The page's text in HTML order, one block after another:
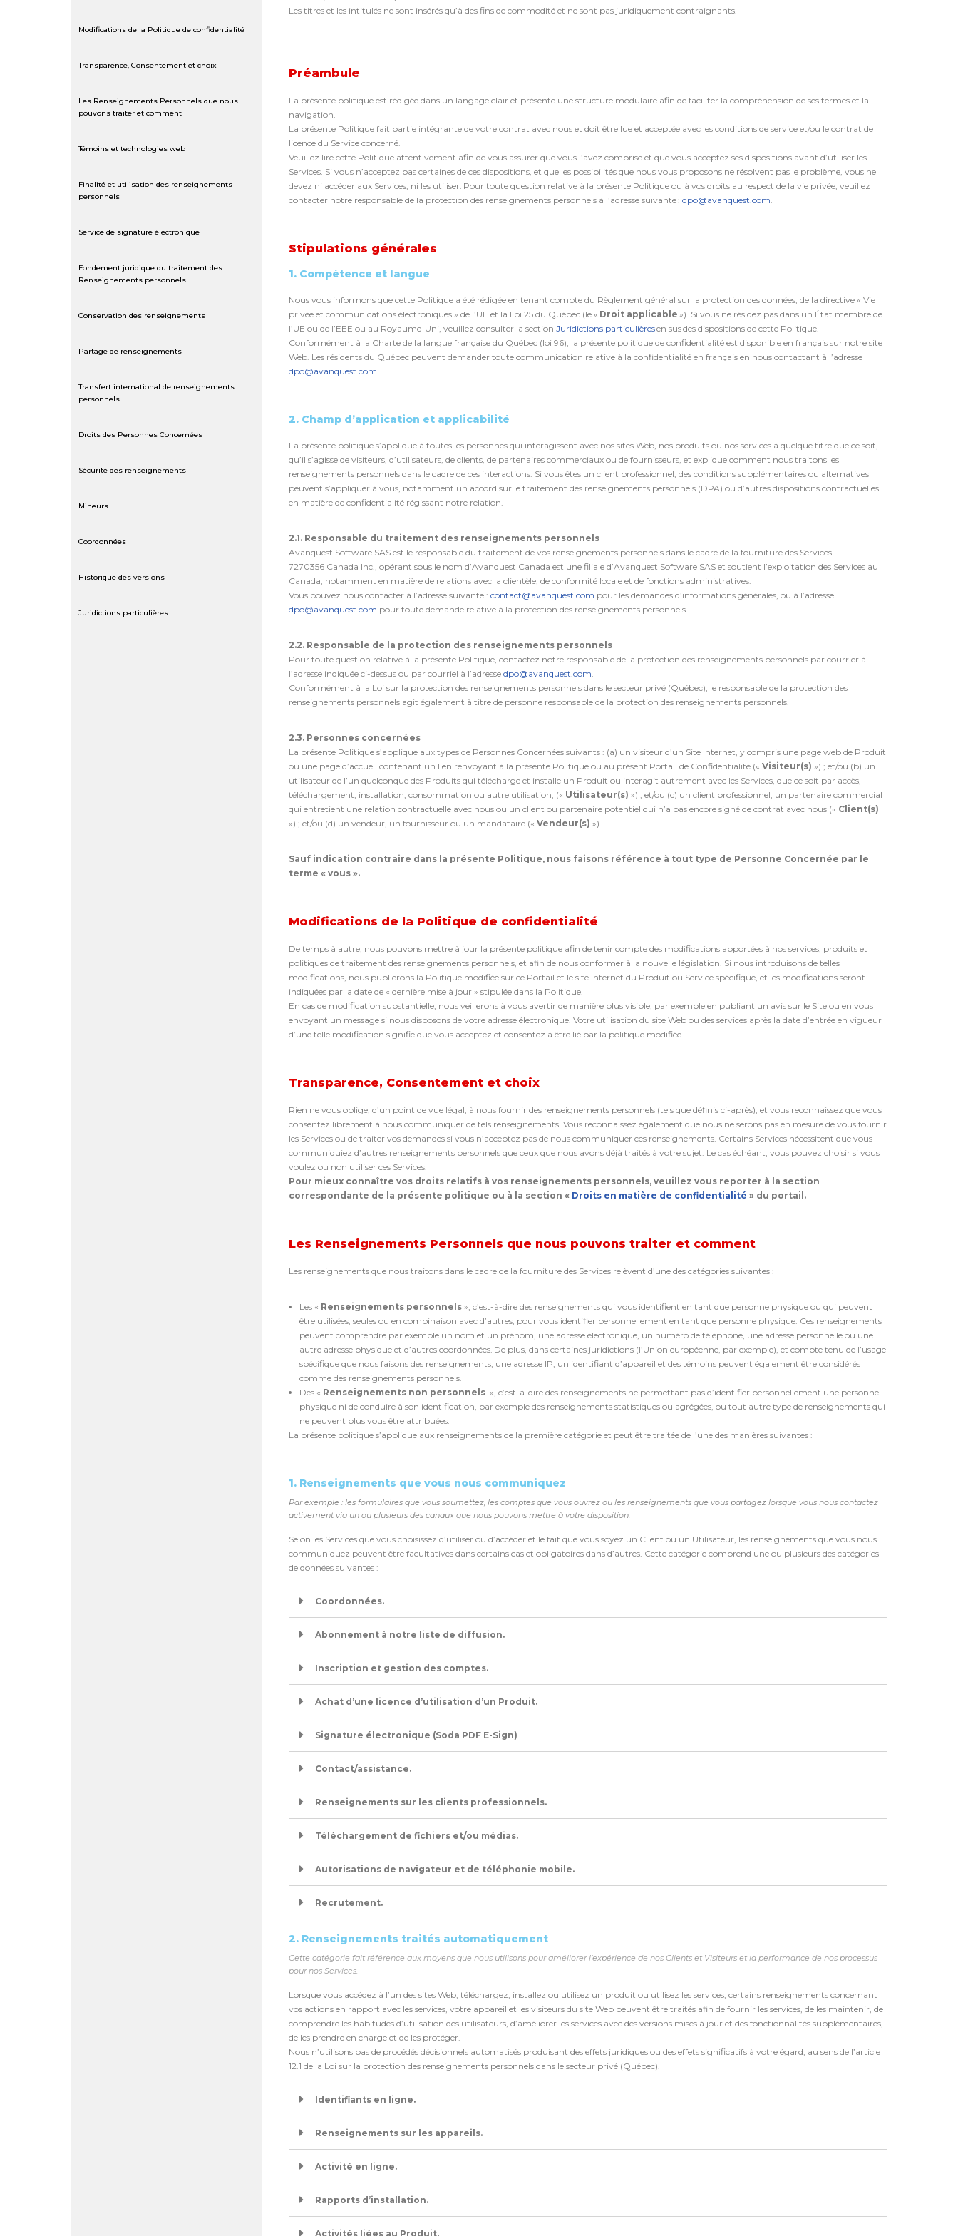
Modifications de la Politique de confidentialité
Transparence, Consentement et choix
Les Renseignements Personnels que nous
pouvons traiter et comment
Témoins et technologies web
Finalité et utilisation des renseignements
personnels
Service de signature électronique
Fondement juridique du traitement des
Renseignements personnels
Conservation des renseignements
Partage de renseignements
Transfert international de renseignements
personnels
Droits des Personnes Concernées
Sécurité des renseignements
Mineurs
Coordonnées
Historique des versions
Juridictions particulières
Les titres et les intitulés ne sont insérés qu’à des fins de commodité et ne sont pas juridiquement contraignants.
Préambule
La présente politique est rédigée dans un langage clair et présente une structure modulaire afin de faciliter la compréhension de ses termes et la
navigation.
La présente Politique fait partie intégrante de votre contrat avec nous et doit être lue et acceptée avec les conditions de service et/ou le contrat de
licence du Service concerné.
Veuillez lire cette Politique attentivement afin de vous assurer que vous l’avez comprise et que vous acceptez ses dispositions avant d’utiliser les
Services. Si vous n’acceptez pas certaines de ces dispositions, et que les possibilités que nous vous proposons ne résolvent pas le problème, vous ne
devez ni accéder aux Services, ni les utiliser. Pour toute question relative à la présente Politique ou à vos droits au respect de la vie privée, veuillez
contacter notre responsable de la protection des renseignements personnels à l’adresse suivante : dpo@avanquest.com.
Stipulations générales
1. Compétence et langue
Nous vous informons que cette Politique a été rédigée en tenant compte du Règlement général sur la protection des données, de la directive « Vie
privée et communications électroniques » de l’UE et la Loi 25 du Québec (le « Droit applicable »). Si vous ne résidez pas dans un État membre de
l’UE ou de l’EEE ou au Royaume-Uni, veuillez consulter la section Juridictions particulièresen sus des dispositions de cette Politique.
Conformément à la Charte de la langue française du Québec (loi 96), la présente politique de confidentialité est disponible en français sur notre site
Web. Les résidents du Québec peuvent demander toute communication relative à la confidentialité en français en nous contactant à l’adresse
dpo@avanquest.com.
2. Champ d’application et applicabilité
La présente politique s’applique à toutes les personnes qui interagissent avec nos sites Web, nos produits ou nos services à quelque titre que ce soit,
qu’il s’agisse de visiteurs, d’utilisateurs, de clients, de partenaires commerciaux ou de fournisseurs, et explique comment nous traitons les
renseignements personnels dans le cadre de ces interactions. Si vous êtes un client professionnel, des conditions supplémentaires ou alternatives
peuvent s’appliquer à vous, notamment un accord sur le traitement des renseignements personnels (DPA) ou d’autres dispositions contractuelles
en matière de confidentialité régissant notre relation.
2.1. Responsable du traitement des renseignements personnels
Avanquest Software SAS est le responsable du traitement de vos renseignements personnels dans le cadre de la fourniture des Services.
7270356 Canada Inc., opérant sous le nom d’Avanquest Canada est une filiale d’Avanquest Software SAS et soutient l’exploitation des Services au
Canada, notamment en matière de relations avec la clientèle, de conformité locale et de fonctions administratives.
Vous pouvez nous contacter à l’adresse suivante : contact@avanquest.com pour les demandes d’informations générales, ou à l’adresse
dpo@avanquest.com pour toute demande relative à la protection des renseignements personnels.
2.2. Responsable de la protection des renseignements personnels
Pour toute question relative à la présente Politique, contactez notre responsable de la protection des renseignements personnels par courrier à
l’adresse indiquée ci-dessus ou par courriel à l’adresse dpo@avanquest.com.
Conformément à la Loi sur la protection des renseignements personnels dans le secteur privé (Québec), le responsable de la protection des
renseignements personnels agit également à titre de personne responsable de la protection des renseignements personnels.
2.3. Personnes concernées
La présente Politique s’applique aux types de Personnes Concernées suivants : (a) un visiteur d’un Site Internet, y compris une page web de Produit
ou une page d’accueil contenant un lien renvoyant à la présente Politique ou au présent Portail de Confidentialité (« Visiteur(s) ») ; et/ou (b) un
utilisateur de l’un quelconque des Produits qui télécharge et installe un Produit ou interagit autrement avec les Services, que ce soit par accès,
téléchargement, installation, consommation ou autre utilisation, (« Utilisateur(s) ») ; et/ou (c) un client professionnel, un partenaire commercial
qui entretient une relation contractuelle avec nous ou un client ou partenaire potentiel qui n’a pas encore signé de contrat avec nous (« Client(s)
») ; et/ou (d) un vendeur, un fournisseur ou un mandataire (« Vendeur(s) »).
Sauf indication contraire dans la présente Politique, nous faisons référence à tout type de Personne Concernée par le
terme « vous ».
Modifications de la Politique de confidentialité
De temps à autre, nous pouvons mettre à jour la présente politique afin de tenir compte des modifications apportées à nos services, produits et
politiques de traitement des renseignements personnels, et afin de nous conformer à la nouvelle législation. Si nous introduisons de telles
modifications, nous publierons la Politique modifiée sur ce Portail et le site Internet du Produit ou Service spécifique, et les modifications seront
indiquées par la date de « dernière mise à jour » stipulée dans la Politique.
En cas de modification substantielle, nous veillerons à vous avertir de manière plus visible, par exemple en publiant un avis sur le Site ou en vous
envoyant un message si nous disposons de votre adresse électronique. Votre utilisation du site Web ou des services après la date d’entrée en vigueur
d’une telle modification signifie que vous acceptez et consentez à être lié par la politique modifiée.
Transparence, Consentement et choix
Rien ne vous oblige, d’un point de vue légal, à nous fournir des renseignements personnels (tels que définis ci-après), et vous reconnaissez que vous
consentez librement à nous communiquer de tels renseignements. Vous reconnaissez également que nous ne serons pas en mesure de vous fournir
les Services ou de traiter vos demandes si vous n’acceptez pas de nous communiquer ces renseignements. Certains Services nécessitent que vous
communiquiez d’autres renseignements personnels que ceux que nous avons déjà traités à votre sujet. Le cas échéant, vous pouvez choisir si vous
voulez ou non utiliser ces Services.
Pour mieux connaître vos droits relatifs à vos renseignements personnels, veuillez vous reporter à la section
correspondante de la présente politique ou à la section « Droits en matière de confidentialité » du portail.
Les Renseignements Personnels que nous pouvons traiter et comment
Les renseignements que nous traitons dans le cadre de la fourniture des Services relèvent d’une des catégories suivantes :
Les « Renseignements personnels», c’est-à-dire des renseignements qui vous identifient en tant que personne physique ou qui peuvent
être utilisées, seules ou en combinaison avec d’autres, pour vous identifier personnellement en tant que personne physique. Ces renseignements
peuvent comprendre par exemple un nom et un prénom, une adresse électronique, un numéro de téléphone, une adresse personnelle ou une
autre adresse physique et d’autres coordonnées. De plus, dans certaines juridictions (l’Union européenne, par exemple), et compte tenu de l’usage
spécifique que nous faisons des renseignements, une adresse IP, un identifiant d’appareil et des témoins peuvent également être considérés
comme des renseignements personnels.
Des « Renseignements non personnels», c’est-à-dire des renseignements ne permettant pas d’identifier personnellement une personne
physique ni de conduire à son identification, par exemple des renseignements statistiques ou agrégées, ou tout autre type de renseignements qui
ne peuvent plus vous être attribuées.
La présente politique s’applique aux renseignements de la première catégorie et peut être traitée de l’une des manières suivantes :
1. Renseignements que vous nous communiquez
Par exemple : les formulaires que vous soumettez, les comptes que vous ouvrez ou les renseignements que vous partagez lorsque vous nous contactez
activement via un ou plusieurs des canaux que nous pouvons mettre à votre disposition.
Selon les Services que vous choisissez d’utiliser ou d’accéder et le fait que vous soyez un Client ou un Utilisateur, les renseignements que vous nous
communiquez peuvent être facultatives dans certains cas et obligatoires dans d’autres. Cette catégorie comprend une ou plusieurs des catégories
de données suivantes :
Coordonnées.
Abonnement à notre liste de diffusion.
Inscription et gestion des comptes.
Achat d’une licence d’utilisation d’un Produit.
Signature électronique (Soda PDF E-Sign)
Contact/assistance.
Renseignements sur les clients professionnels.
Téléchargement de fichiers et/ou médias.
Autorisations de navigateur et de téléphonie mobile.
Recrutement.
2. Renseignements traités automatiquement
Cette catégorie fait référence aux moyens que nous utilisons pour améliorer l’expérience de nos Clients et Visiteurs et la performance de nos processus
pour nos Services.
Lorsque vous accédez à l’un des sites Web, téléchargez, installez ou utilisez un produit ou utilisez les services, certains renseignements concernant
vos actions en rapport avec les services, votre appareil et les visiteurs du site Web peuvent être traités afin de fournir les services, de les maintenir, de
comprendre les habitudes d’utilisation des utilisateurs, d’améliorer les services avec des versions mises à jour et des fonctionnalités supplémentaires,
de les prendre en charge et de les protéger.
Nous n’utilisons pas de procédés décisionnels automatisés produisant des effets juridiques ou des effets significatifs à votre égard, au sens de l’article
12.1 de la Loi sur la protection des renseignements personnels dans le secteur privé (Québec).
Identifiants en ligne.
Renseignements sur les appareils.
Activité en ligne.
Rapports d’installation.
Activités liées au Produit.